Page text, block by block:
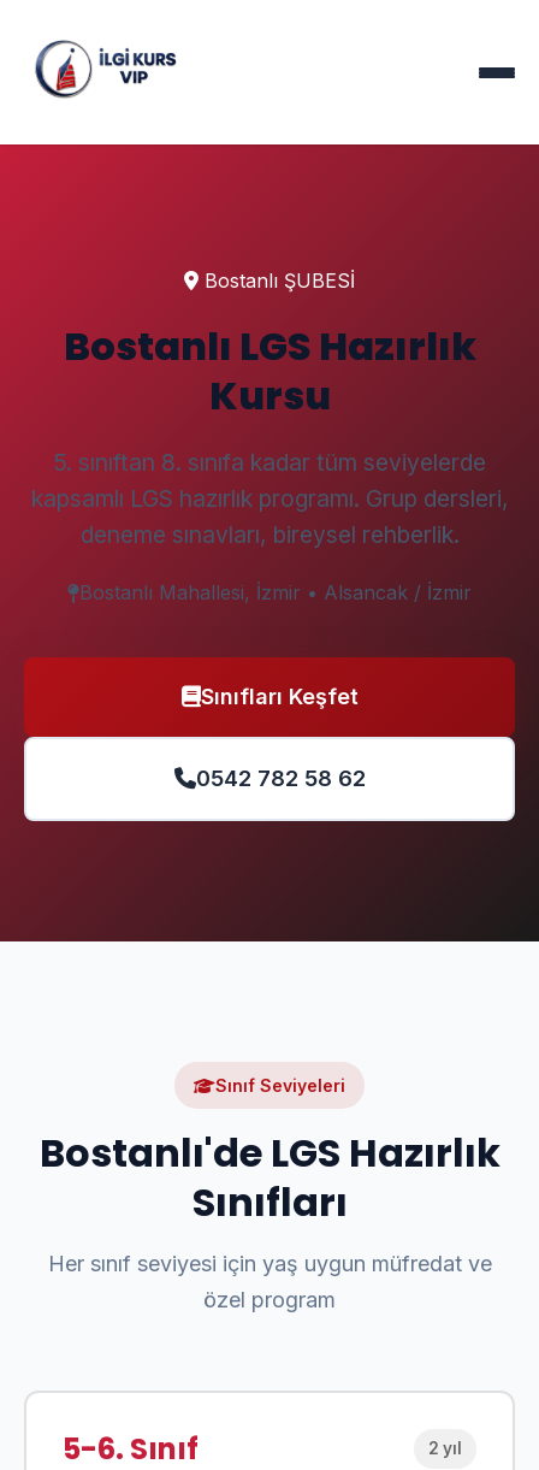
Bostanlı ŞUBESİ
Bostanlı LGS Hazırlık
Kursu
5. sınıftan 8. sınıfa kadar tüm seviyelerde
kapsamlı LGS hazırlık programı. Grup dersleri,
deneme sınavları, bireysel rehberlik.
Bostanlı Mahallesi, İzmir • Alsancak / İzmir
Sınıfları Keşfet
0542 782 58 62
Sınıf Seviyeleri
Bostanlı'de LGS Hazırlık
Sınıfları
Her sınıf seviyesi için yaş uygun müfredat ve
özel program
5-6. Sınıf 2 yıl